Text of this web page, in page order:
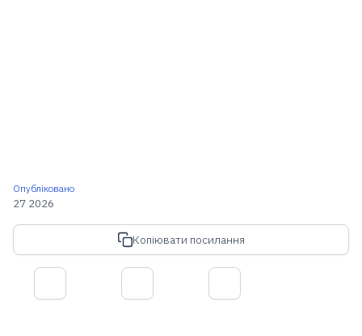
Опубліковано
27 2026
Копіювати посилання